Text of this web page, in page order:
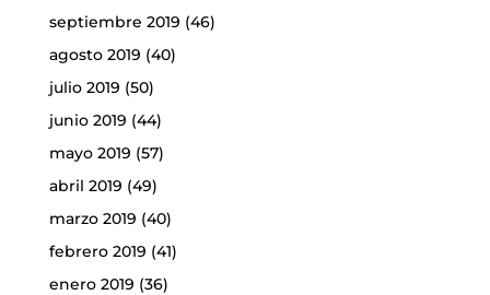
septiembre 2019 (46)
agosto 2019 (40)
julio 2019 (50)
junio 2019 (44)
mayo 2019 (57)
abril 2019 (49)
marzo 2019 (40)
febrero 2019 (41)
enero 2019 (36)